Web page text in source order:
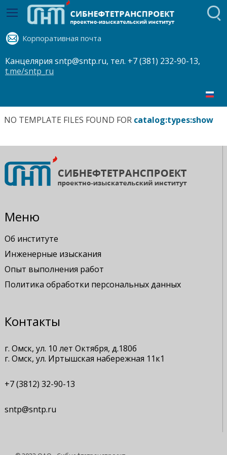
Корпоративная почта
Канцелярия sntp@sntp.ru, тел. +7 (381) 232-90-13,
t.me/sntp_ru
NO TEMPLATE FILES FOUND FOR catalog:types:show
Меню
Об институте
Инженерные изыскания
Опыт выполнения работ
Политика обработки персональных данных
Контакты
г. Омск, ул. 10 лет Октября, д.180б
г. Омск, ул. Иртышская набережная 11к1
+7 (3812) 32-90-13
sntp@sntp.ru